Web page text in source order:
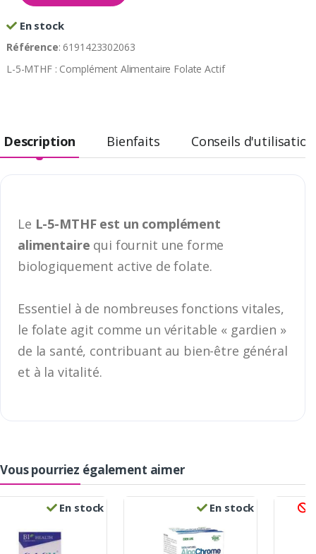
En stock
Référence: 6191423302063
L-5-MTHF : Complément Alimentaire Folate Actif
Description Bienfaits Conseils d'utilisation
Le L-5-MTHF est un complément
alimentaire qui fournit une forme
biologiquement active de folate.
Essentiel à de nombreuses fonctions vitales,
le folate agit comme un véritable « gardien »
de la santé, contribuant au bien-être général
et à la vitalité.
Vous pourriez également aimer
En stock En stock